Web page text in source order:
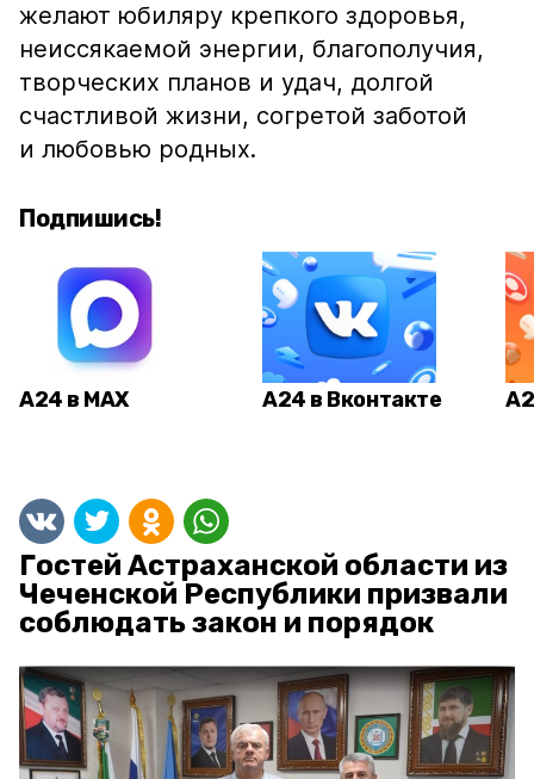
желают юбиляру крепкого здоровья,
неиссякаемой энергии, благополучия,
творческих планов и удач, долгой
счастливой жизни, согретой заботой
и любовью родных.
Подпишись!
А24 в MAX А24 в Вконтакте
Гостей Астраханской области из
Чеченской Республики призвали
соблюдать закон и порядок